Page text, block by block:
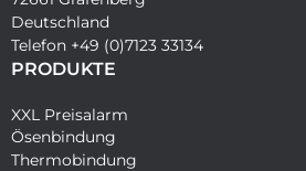
Deutschland
Telefon +49 (0)7123 33134
PRODUKTE
XXL Preisalarm
Ösenbindung
Thermobindung